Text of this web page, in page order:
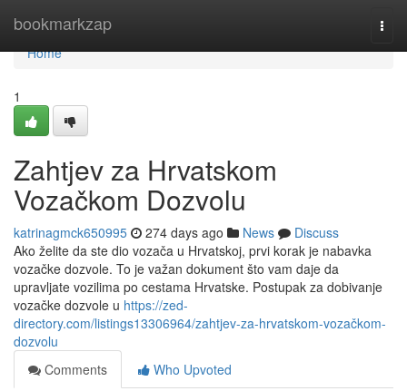
bookmarkzap
Home
Home
1
Zahtjev za Hrvatskom
Vozačkom Dozvolu
katrinagmck650995 274 days ago News
Discuss
Ako želite da ste dio vozača u Hrvatskoj, prvi korak je nabavka
vozačke dozvole. To je važan dokument što vam daje da
upravljate vozilima po cestama Hrvatske. Postupak za dobivanje
vozačke dozvole u https://zed-
directory.com/listings13306964/zahtjev-za-hrvatskom-vozačkom-
dozvolu
Comments
Who Upvoted